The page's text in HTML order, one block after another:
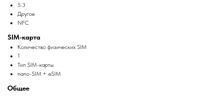
5.3
Другое
NFC
SIM-карта
Количество физических SIM
1
Тип SIM-карты
nano-SIM + eSIM
Общее